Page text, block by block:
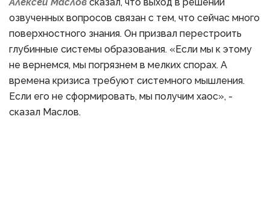
Алексей Маслов сказал, что выход в решении
озвученных вопросов связан с тем, что сейчас много
поверхностного знания. Он призвал перестроить
глубинные системы образования. «Если мы к этому
не вернемся, мы погрязнем в мелких спорах. А
времена кризиса требуют системного мышления.
Если его не сформировать, мы получим хаос», -
сказал Маслов.